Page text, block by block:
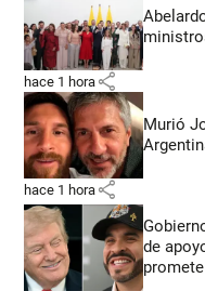
hace 1 hora share
Murió
hace 1 hora share
de